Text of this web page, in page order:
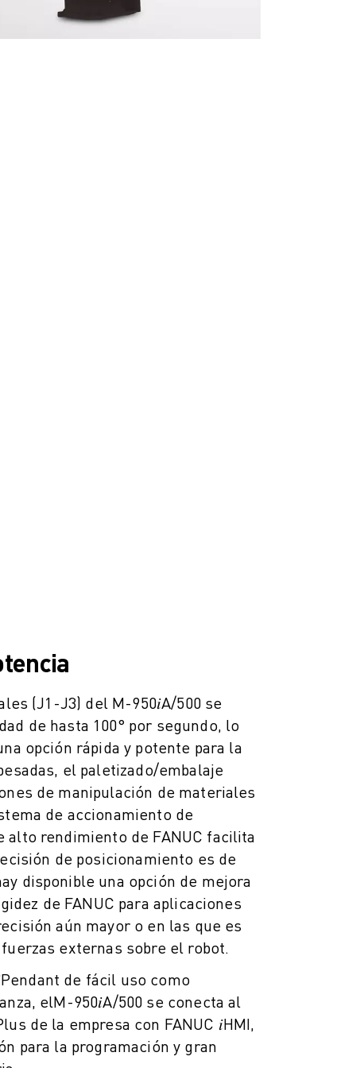
(J1-J3) del M-950𝑖A/500 se
de hasta 100° por segundo, lo
opción rápida y potente para la
el paletizado/embalaje
de manipulación de materiales
de accionamiento de
alto rendimiento de FANUC facilita
de posicionamiento es de
disponible una opción de mejora
de FANUC para aplicaciones
aún mayor o en las que es
externas sobre el robot.
de fácil uso como
elM-950𝑖A/500 se conecta al
de la empresa con FANUC 𝑖HMI,
para la programación y gran